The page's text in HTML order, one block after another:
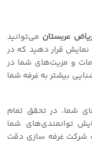
عربستان می‌توانید
قرار دهید که در
و مزیت‌های شما در
بیشتر به غرفه شما
شما، در تحقق تمام
توانمندی‌های شما
شرکت غرفه سازی دقت